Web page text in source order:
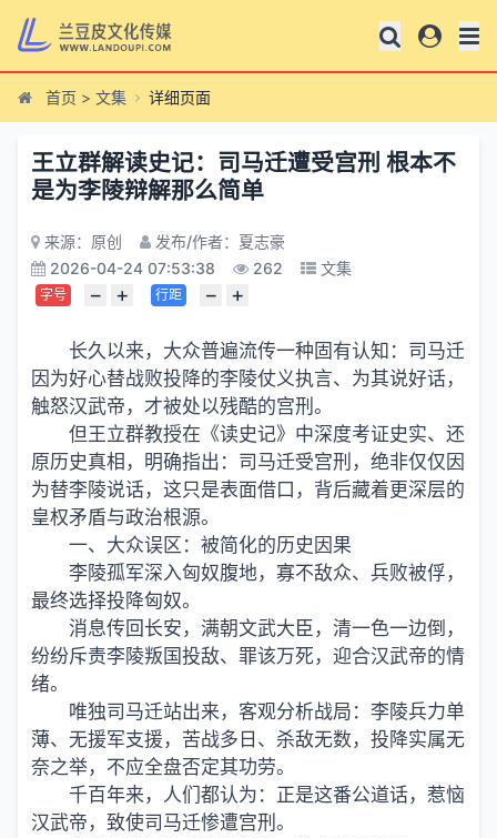
首页 > 文集 详细页面
王立群解读史记：司马迁遭受宫刑 根本不
是为李陵辩解那么简单
来源：原创
发布/作者：夏志豪
2026-04-24 07:53:38
262 文集
字号 − + 行距 − +
长久以来，大众普遍流传一种固有认知：司马迁
因为好心替战败投降的李陵仗义执言、为其说好话，
触怒汉武帝，才被处以残酷的宫刑。
但王立群教授在《读史记》中深度考证史实、还
原历史真相，明确指出：司马迁受宫刑，绝非仅仅因
为替李陵说话，这只是表面借口，背后藏着更深层的
皇权矛盾与政治根源。
一、大众误区：被简化的历史因果
李陵孤军深入匈奴腹地，寡不敌众、兵败被俘，
最终选择投降匈奴。
消息传回长安，满朝文武大臣，清一色一边倒，
纷纷斥责李陵叛国投敌、罪该万死，迎合汉武帝的情
绪。
唯独司马迁站出来，客观分析战局：李陵兵力单
薄、无援军支援，苦战多日、杀敌无数，投降实属无
奈之举，不应全盘否定其功劳。
千百年来，人们都认为：正是这番公道话，惹恼
汉武帝，致使司马迁惨遭宫刑。